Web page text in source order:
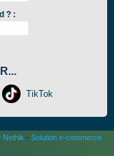
? :
TikTok
Nethik - Solution e-commerce